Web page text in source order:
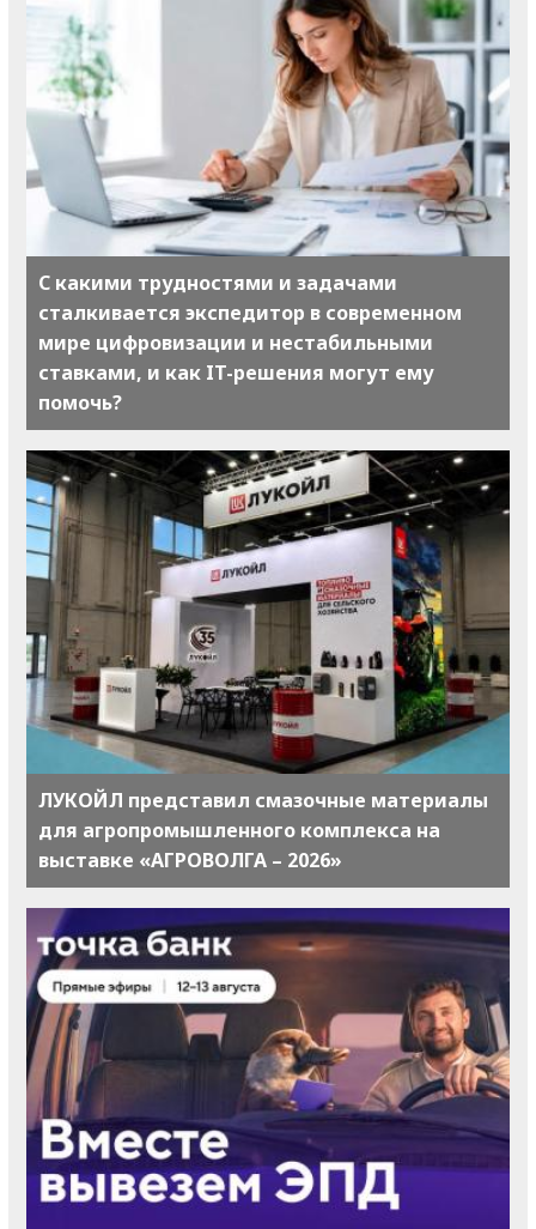
С какими трудностями и задачами
сталкивается экспедитор в современном
мире цифровизации и нестабильными
ставками, и как IT-решения могут ему
помочь?
ЛУКОЙЛ представил смазочные материалы
для агропромышленного комплекса на
выставке «АГРОВОЛГА – 2026»